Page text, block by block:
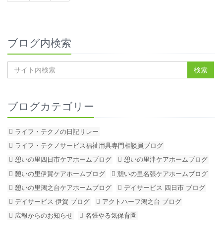
ブログ内検索
ブログカテゴリー
ライフ・テクノの日記リレー
ライフ・テクノサービス福祉用具専門相談員ブログ
憩いの里四日市ケアホームブログ
憩いの里津ケアホームブログ
憩いの里伊賀ケアホームブログ
憩いの里名張ケアホームブログ
憩いの里鴻之台ケアホームブログ
デイサービス 四日市 ブログ
デイサービス 伊賀 ブログ
アクトハーフ鴻之台 ブログ
広報からのお知らせ
名張やる気保育園